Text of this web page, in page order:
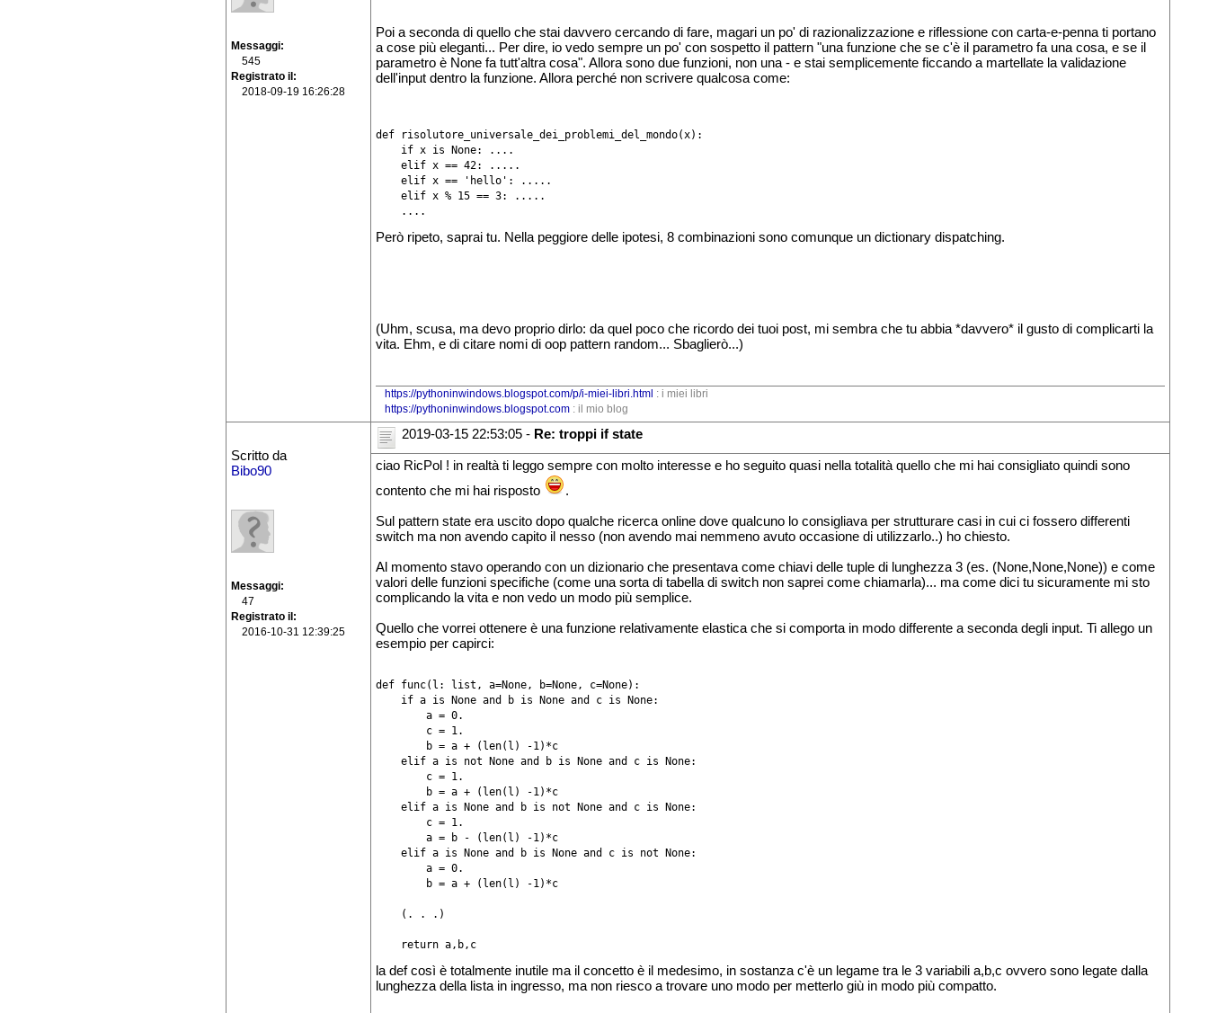
Messaggi
545
Registrato il
2018-09-19 16:26:28
Poi a seconda di quello che stai davvero cercando di fare, magari un po' di razionalizzazione e riflessione con carta-e-penna ti portano
a cose più eleganti... Per dire, io vedo sempre un po' con sospetto il pattern "una funzione che se c'è il parametro fa una cosa, e se il
parametro è None fa tutt'altra cosa". Allora sono due funzioni, non una - e stai semplicemente ficcando a martellate la validazione
dell'input dentro la funzione. Allora perché non scrivere qualcosa come:
def risolutore_universale_dei_problemi_del_mondo(x):
    if x is None: ....
    elif x == 42: .....
    elif x == 'hello': .....
    elif x % 15 == 3: .....
Però ripeto, saprai tu. Nella peggiore delle ipotesi, 8 combinazioni sono comunque un dictionary dispatching.
(Uhm, scusa, ma devo proprio dirlo: da quel poco che ricordo dei tuoi post, mi sembra che tu abbia *davvero* il gusto di complicarti la
vita. Ehm, e di citare nomi di oop pattern random... Sbaglierò...)
https://pythoninwindows.blogspot.com/p/i-miei-libri.html : i miei libri
https://pythoninwindows.blogspot.com: il mio blog
Scritto da
Bibo90
Messaggi
47
Registrato il
2016-10-31 12:39:25
2019-03-15 22:53:05 - Re: troppi if state
ciao RicPol ! in realtà ti leggo sempre con molto interesse e ho seguito quasi nella totalità quello che mi hai consigliato quindi sono
contento che mi hai risposto
.
Sul pattern state era uscito dopo qualche ricerca online dove qualcuno lo consigliava per strutturare casi in cui ci fossero differenti
switch ma non avendo capito il nesso (non avendo mai nemmeno avuto occasione di utilizzarlo..) ho chiesto.
Al momento stavo operando con un dizionario che presentava come chiavi delle tuple di lunghezza 3 (es. (None,None,None)) e come
valori delle funzioni specifiche (come una sorta di tabella di switch non saprei come chiamarla)... ma come dici tu sicuramente mi sto
complicando la vita e non vedo un modo più semplice.
Quello che vorrei ottenere è una funzione relativamente elastica che si comporta in modo differente a seconda degli input. Ti allego un
esempio per capirci:
def func(l: list, a=None, b=None, c=None):
    if a is None and b is None and c is None:
        a = 0.
        c = 1.
        b = a + (len(l) -1)*c
    elif a is not None and b is None and c is None:
        c = 1.
        b = a + (len(l) -1)*c
    elif a is None and b is not None and c is None:
        c = 1.
        a = b - (len(l) -1)*c
    elif a is None and b is None and c is not None:
        a = 0.
        b = a + (len(l) -1)*c
    (. . .)
    return a,b,c
la def così è totalmente inutile ma il concetto è il medesimo, in sostanza c'è un legame tra le 3 variabili a,b,c ovvero sono legate dalla
lunghezza della lista in ingresso, ma non riesco a trovare uno modo per metterlo giù in modo più compatto.